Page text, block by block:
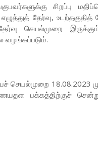
சிறப்பு
தேர்வு, உடற்தகுதித்
செயல்முறை
வழங்கப்படும்.
18.08.2023
பக்கத்திற்குச்